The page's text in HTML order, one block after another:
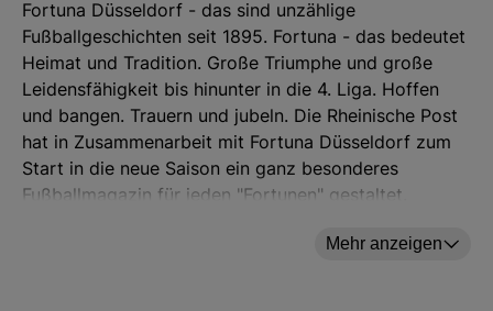
Fortuna Düsseldorf - das sind unzählige
Fußballgeschichten seit 1895. Fortuna - das bedeutet
Heimat und Tradition. Große Triumphe und große
Leidensfähigkeit bis hinunter in die 4. Liga. Hoffen
und bangen. Trauern und jubeln. Die Rheinische Post
hat in Zusammenarbeit mit Fortuna Düsseldorf zum
Start in die neue Saison ein ganz besonderes
Fußballmagazin für jeden "Fortunen" gestaltet.
Mehr anzeigen